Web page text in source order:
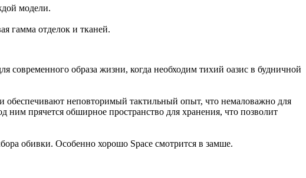
модели.
гамма отделок и тканей.
современного образа жизни, когда необходим тихий оазис в будничной
неповторимый тактильный опыт, что немаловажно для
прячется обширное пространство для хранения, что позволит
обивки. Особенно хорошо Space смотрится в замше.